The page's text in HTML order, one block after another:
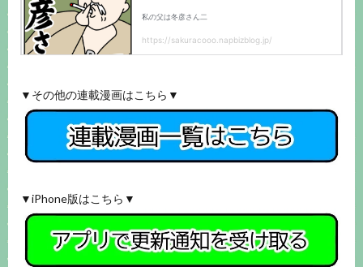
▼その他の連載漫画はこちら▼
▼iPhone版はこちら▼